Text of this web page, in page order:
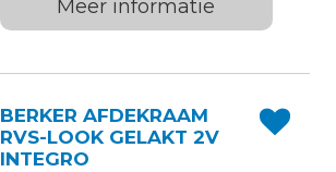
Meer informatie
BERKER AFDEKRAAM
RVS-LOOK GELAKT 2V
INTEGRO